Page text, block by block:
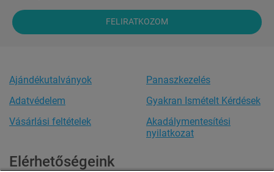
FELIRATKOZOM
Ajándékutalványok
Adatvédelem
Vásárlási feltételek
Panaszkezelés
Gyakran Ismételt Kérdések
Akadálymentesítési
nyilatkozat
Elérhetőségeink